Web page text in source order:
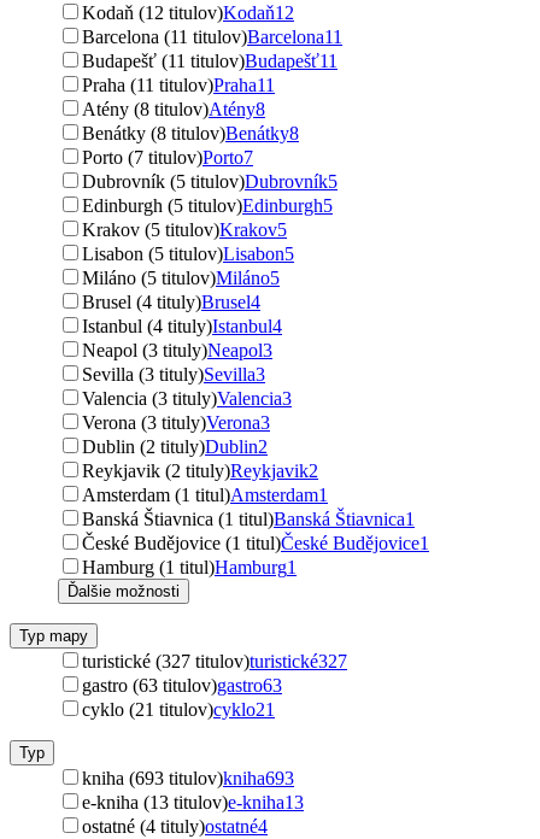
Kodaň (12 titulov)Kodaň12
Barcelona (11 titulov)Barcelona11
Budapešť (11 titulov)Budapešť11
Praha (11 titulov)Praha11
Atény (8 titulov)Atény8
Benátky (8 titulov)Benátky8
Porto (7 titulov)Porto7
Dubrovník (5 titulov)Dubrovník5
Edinburgh (5 titulov)Edinburgh5
Krakov (5 titulov)Krakov5
Lisabon (5 titulov)Lisabon5
Miláno (5 titulov)Miláno5
Brusel (4 tituly)Brusel4
Istanbul (4 tituly)Istanbul4
Neapol (3 tituly)Neapol3
Sevilla (3 tituly)Sevilla3
Valencia (3 tituly)Valencia3
Verona (3 tituly)Verona3
Dublin (2 tituly)Dublin2
Reykjavik (2 tituly)Reykjavik2
Amsterdam (1 titul)Amsterdam1
Banská Štiavnica (1 titul)Banská Štiavnica1
České Budějovice (1 titul)České Budějovice1
Hamburg (1 titul)Hamburg1
Ďalšie možnosti
Typ mapy
turistické (327 titulov)turistické327
gastro (63 titulov)gastro63
cyklo (21 titulov)cyklo21
Typ
kniha (693 titulov)kniha693
e-kniha (13 titulov)e-kniha13
ostatné (4 tituly)ostatné4